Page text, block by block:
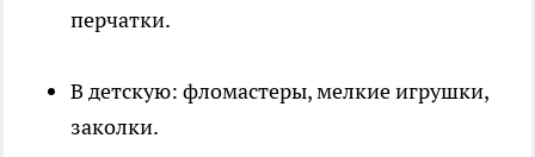
перчатки.
В детскую: фломастеры, мелкие игрушки,
заколки.